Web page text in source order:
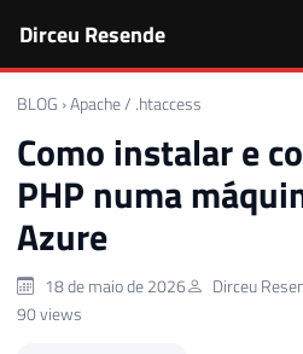
Dirceu Resende
BLOG ›Apache / .htaccess
Como instalar e
PHP numa
Azure
18 de maio de 2026 Dirceu
90 views